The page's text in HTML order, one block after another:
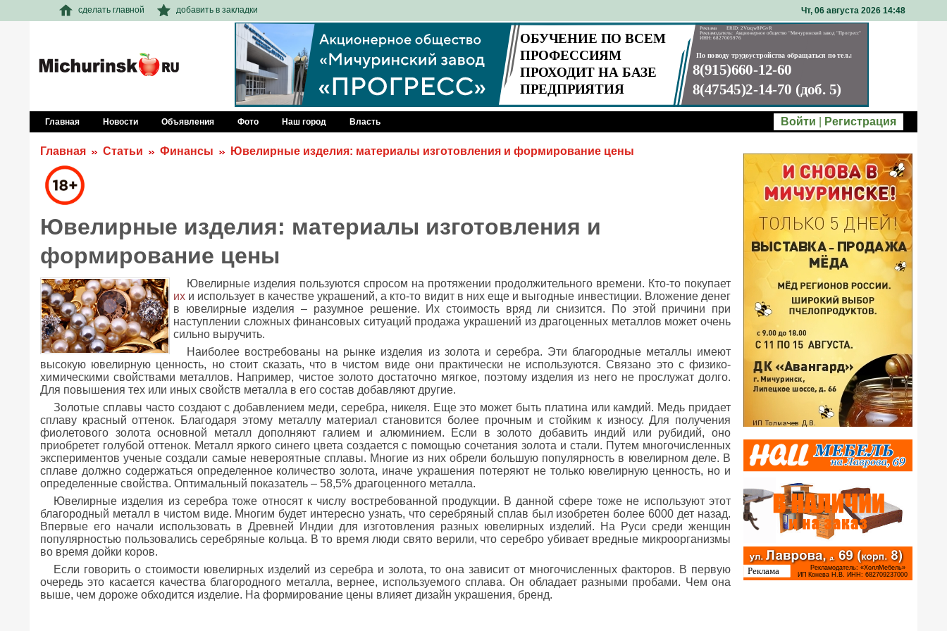
сделать главной добавить в закладки Чт, 06 августа 2026 14 48
Главная Новости Объявления Фото Наш город Власть Войти Регистрация
Главная Статьи Финансы Ювелирные изделия: материалы изготовления и формирование цены
Ювелирные изделия: материалы изготовления и
формирование цены
Ювелирные изделия пользуются спросом на протяжении продолжительного времени. Кто-то покупает
их и использует в качестве украшений, а кто-то видит в них еще и выгодные инвестиции. Вложение денег
в ювелирные изделия – разумное решение. Их стоимость вряд ли снизится. По этой причини при
наступлении сложных финансовых ситуаций продажа украшений из драгоценных металлов может очень
сильно выручить.
Наиболее востребованы на рынке изделия из золота и серебра. Эти благородные металлы имеют
высокую ювелирную ценность, но стоит сказать, что в чистом виде они практически не используются. Связано это с физико-
химическими свойствами металлов. Например, чистое золото достаточно мягкое, поэтому изделия из него не прослужат долго.
Для повышения тех или иных свойств металла в его состав добавляют другие.
Золотые сплавы часто создают с добавлением меди, серебра, никеля. Еще это может быть платина или камдий. Медь придает
сплаву красный оттенок. Благодаря этому металлу материал становится более прочным и стойким к износу. Для получения
фиолетового золота основной металл дополняют галием и алюминием. Если в золото добавить индий или рубидий, оно
приобретет голубой оттенок. Металл яркого синего цвета создается с помощью сочетания золота и стали. Путем многочисленных
экспериментов ученые создали самые невероятные сплавы. Многие из них обрели большую популярность в ювелирном деле. В
сплаве должно содержаться определенное количество золота, иначе украшения потеряют не только ювелирную ценность, но и
определенные свойства. Оптимальный показатель – 58,5% драгоценного металла.
Ювелирные изделия из серебра тоже относят к числу востребованной продукции. В данной сфере тоже не используют этот
благородный металл в чистом виде. Многим будет интересно узнать, что серебряный сплав был изобретен более 6000 дет назад.
Впервые его начали использовать в Древней Индии для изготовления разных ювелирных изделий. На Руси среди женщин
популярностью пользовались серебряные кольца. В то время люди свято верили, что серебро убивает вредные микроорганизмы
во время дойки коров.
Если говорить о стоимости ювелирных изделий из серебра и золота, то она зависит от многочисленных факторов. В первую
очередь это касается качества благородного металла, вернее, используемого сплава. Он обладает разными пробами. Чем она
выше, чем дороже обходится изделие. На формирование цены влияет дизайн украшения, бренд.